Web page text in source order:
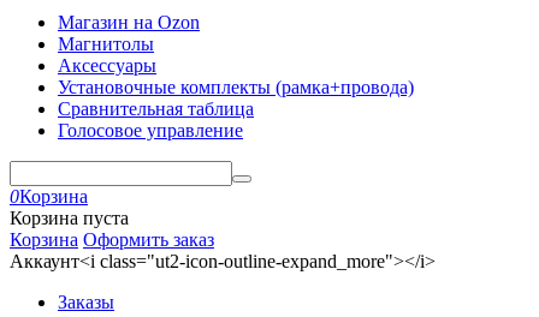
Магазин на Ozon
Магнитолы
Аксессуары
Установочные комплекты (рамка+провода)
Сравнительная таблица
Голосовое управление
0Корзина
Корзина пуста
Корзина Оформить заказ
Аккаунт<i class="ut2-icon-outline-expand_more"></i>
Заказы